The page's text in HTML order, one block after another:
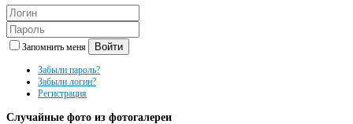
Запомнить меня Войти
Забыли пароль?
Забыли логин?
Регистрация
Случайные фото из фотогалереи